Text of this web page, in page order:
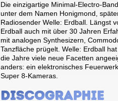
Die einzigartige Minimal-Electro-
unter dem Namen Honigmond,
Radiosender Welle: Erdball. Längst
Erdball auch mit über 30 Jahren
mit analogen Synthesizern,
Tanzfläche prügelt. Welle: Erdball
die Jahre viele neue Facetten
anders: ein elektronisches
Super 8-Kameras.
Discographie